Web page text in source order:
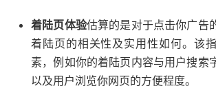
着陆页体验估算的是对于点击你广告
着陆页的相关性及实用性如何。该
素，例如你的着陆页内容与用户搜索
以及用户浏览你网页的方便程度。